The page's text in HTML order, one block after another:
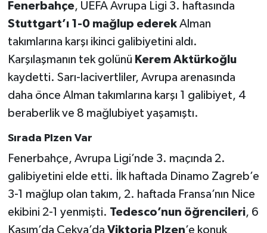
Fenerbahçe, UEFA Avrupa Ligi 3. haftasında
Stuttgart’ı 1-0 mağlup ederekAlman
takımlarına karşı ikinci galibiyetini aldı.
Karşılaşmanın tek golünü Kerem Aktürkoğlu
kaydetti. Sarı-lacivertliler, Avrupa arenasında
daha önce Alman takımlarına karşı 1 galibiyet, 4
beraberlik ve 8 mağlubiyet yaşamıştı.
Sırada Plzen Var
Fenerbahçe, Avrupa Ligi’nde 3. maçında 2.
galibiyetini elde etti. İlk haftada Dinamo Zagreb’e
3-1 mağlup olan takım, 2. haftada Fransa’nın Nice
ekibini 2-1 yenmişti. Tedesco’nun öğrencileri, 6
Kasım’da Çekya’da Viktoria Plzen’e konuk
Türkiye Basketbol Ligi
Kadınlar Basketbol Ligi
Diğer Basketbol Ligleri
Formula 1
Hentbol
At Yarışı